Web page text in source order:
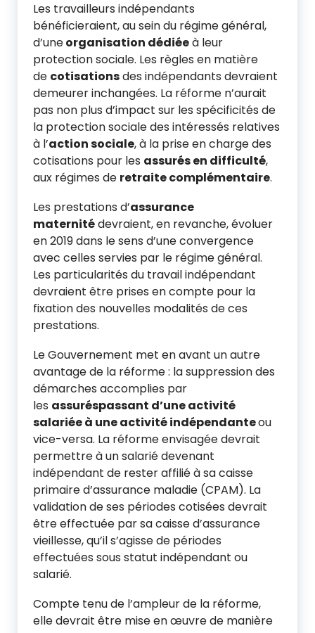
Les travailleurs indépendants
bénéficieraient, au sein du régime général,
d’uneorganisation dédiéeà leur
protection sociale. Les règles en matière
de cotisationsdes indépendants devraient
demeurer inchangées. La réforme n’aurait
pas non plus d’impact sur les spécificités de
la protection sociale des intéressés relatives
à l’action sociale, à la prise en charge des
cotisations pour les assurés en difficulté,
aux régimes de retraite complémentaire.
Les prestations d’assurance
maternitédevraient, en revanche, évoluer
en 2019 dans le sens d’une convergence
avec celles servies par le régime général.
Les particularités du travail indépendant
devraient être prises en compte pour la
fixation des nouvelles modalités de ces
prestations.
Le Gouvernement met en avant un autre
avantage de la réforme : la suppression des
démarches accomplies par
les assuréspassant d’une activité
salariée à une activité indépendanteou
vice-versa. La réforme envisagée devrait
permettre à un salarié devenant
indépendant de rester affilié à sa caisse
primaire d’assurance maladie (CPAM). La
validation de ses périodes cotisées devrait
être effectuée par sa caisse d’assurance
vieillesse, qu’il s’agisse de périodes
effectuées sous statut indépendant ou
salarié.
Compte tenu de l’ampleur de la réforme,
elle devrait être mise en œuvre de manière